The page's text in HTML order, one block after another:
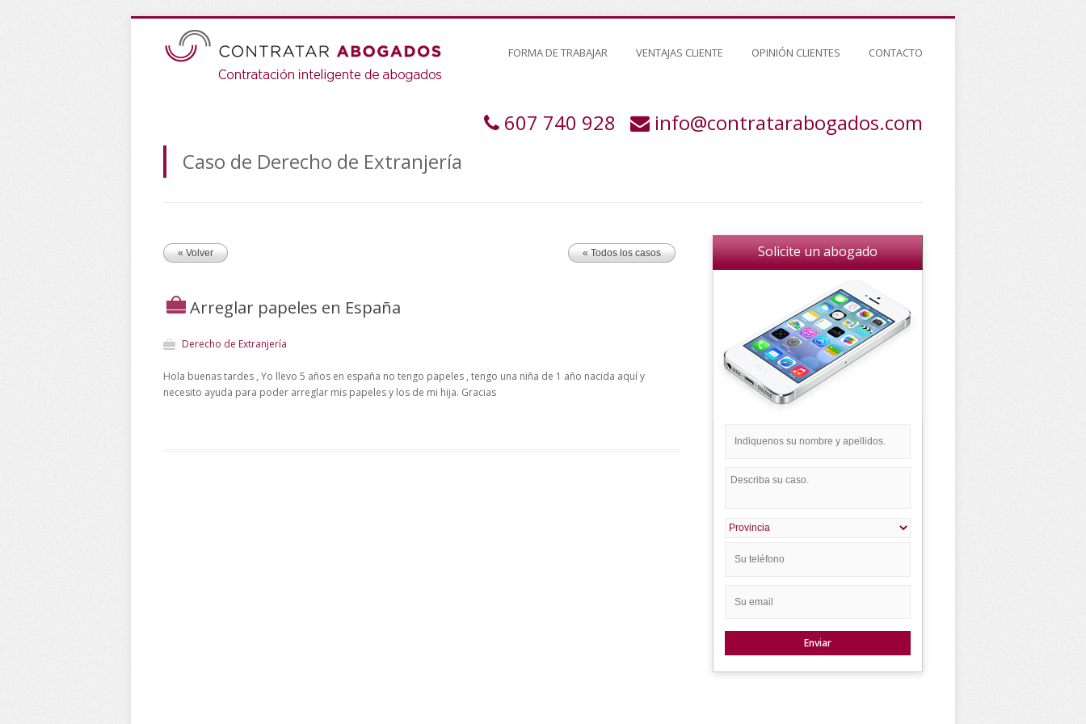
FORMA DE TRABAJAR VENTAJAS CLIENTE OPINIÓN CLIENTES CONTACTO
607 740 928
info@contratarabogados.com
Caso de Derecho de Extranjería
« Volver « Todos los casos
Arreglar papeles en España
Derecho de Extranjería
Hola buenas tardes , Yo llevo 5 años en españa no tengo papeles , tengo una niña de 1 año nacida aquí y
necesito ayuda para poder arreglar mis papeles y los de mi hija. Gracias
Solicite un abogado